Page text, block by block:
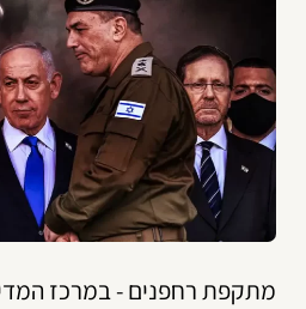
מתקפת רחפנים - במרכז